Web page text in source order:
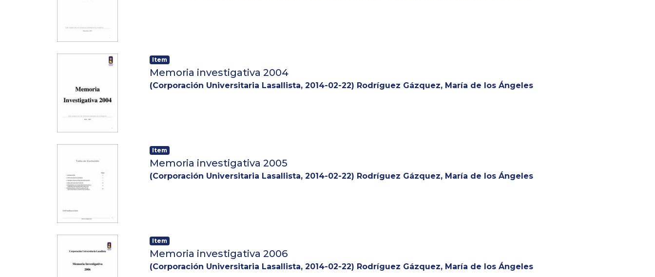
Item
Memoria investigativa 2004
(Corporación Universitaria Lasallista, 2014-02-22) Rodríguez Gázquez, María de los Ángeles
Item
Memoria investigativa 2005
(Corporación Universitaria Lasallista, 2014-02-22) Rodríguez Gázquez, María de los Ángeles
Item
Memoria investigativa 2006
(Corporación Universitaria Lasallista, 2014-02-22) Rodríguez Gázquez, María de los Ángeles